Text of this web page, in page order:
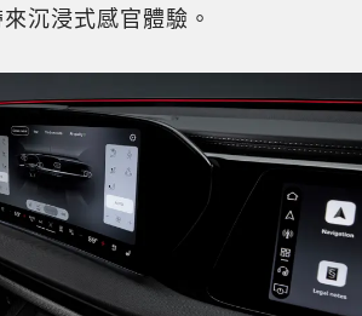
沉浸式感官體驗。